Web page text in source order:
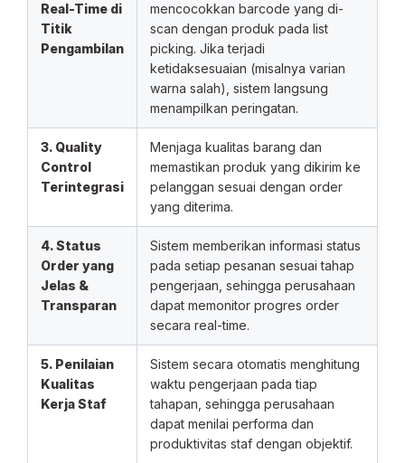
Real-Time di
Titik
Pengambilan
mencocokkan barcode yang di-
scan dengan produk pada list
picking. Jika terjadi
ketidaksesuaian (misalnya varian
warna salah), sistem langsung
menampilkan peringatan.
3. Quality
Control
Terintegrasi
Menjaga kualitas barang dan
memastikan produk yang dikirim ke
pelanggan sesuai dengan order
yang diterima.
4. Status
Order yang
Jelas &
Transparan
Sistem memberikan informasi status
pada setiap pesanan sesuai tahap
pengerjaan, sehingga perusahaan
dapat memonitor progres order
secara real-time.
5. Penilaian
Kualitas
Kerja Staf
Sistem secara otomatis menghitung
waktu pengerjaan pada tiap
tahapan, sehingga perusahaan
dapat menilai performa dan
produktivitas staf dengan objektif.